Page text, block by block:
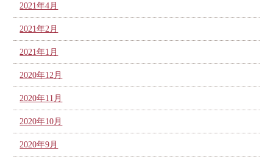
2021年4月
2021年2月
2021年1月
2020年12月
2020年11月
2020年10月
2020年9月